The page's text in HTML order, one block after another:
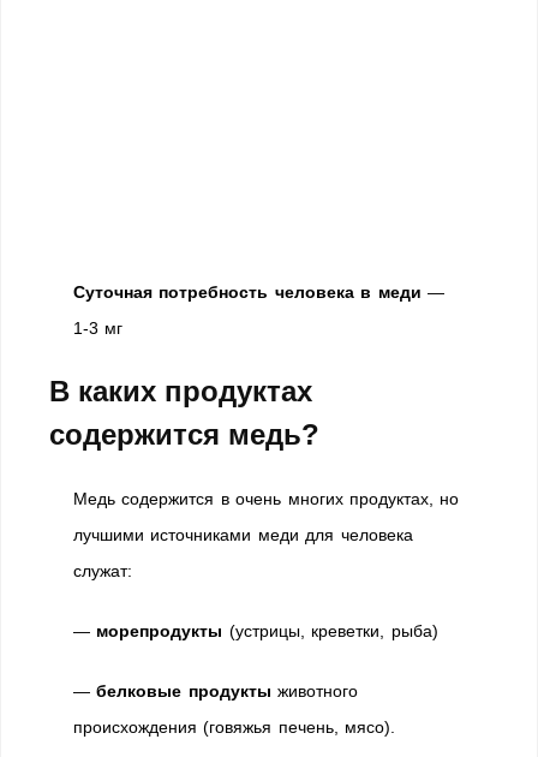
Суточная потребность человека в меди —
1-3 мг
В каких продуктах
содержится медь?
Медь содержится в очень многих продуктах, но
лучшими источниками меди для человека
служат:
— морепродукты (устрицы, креветки, рыба)
—белковые продукты животного
происхождения (говяжья печень, мясо).